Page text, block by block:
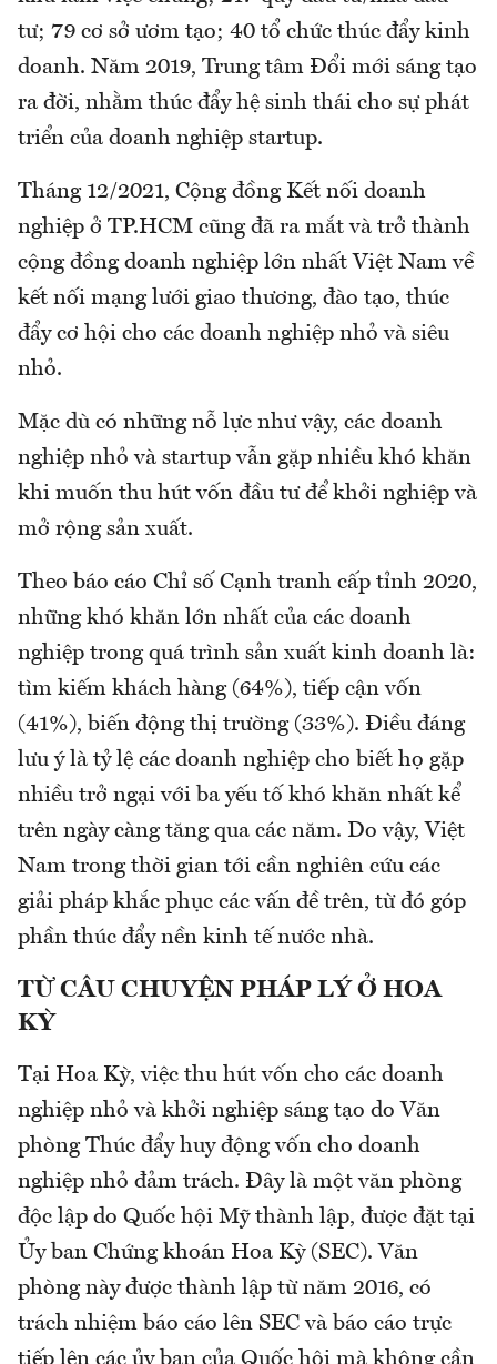
tư; 79 cơ sở ươm tạo; 40 tổ chức thúc đẩy kinh
doanh. Năm 2019, Trung tâm Đổi mới sáng tạo
ra đời, nhằm thúc đẩy hệ sinh thái cho sự phát
triển của doanh nghiệp startup.
Tháng 12/2021, Cộng đồng Kết nối doanh
nghiệp ở TP.HCM cũng đã ra mắt và trở thành
cộng đồng doanh nghiệp lớn nhất Việt Nam về
kết nối mạng lưới giao thương, đào tạo, thúc
đẩy cơ hội cho các doanh nghiệp nhỏ và siêu
nhỏ.
Mặc dù có những nỗ lực như vậy, các doanh
nghiệp nhỏ và startup vẫn gặp nhiều khó khăn
khi muốn thu hút vốn đầu tư để khởi nghiệp và
mở rộng sản xuất.
Theo báo cáo Chỉ số Cạnh tranh cấp tỉnh 2020,
những khó khăn lớn nhất của các doanh
nghiệp trong quá trình sản xuất kinh doanh là:
tìm kiếm khách hàng (64%), tiếp cận vốn
(41%), biến động thị trường (33%). Điều đáng
lưu ý là tỷ lệ các doanh nghiệp cho biết họ gặp
nhiều trở ngại với ba yếu tố khó khăn nhất kể
trên ngày càng tăng qua các năm. Do vậy, Việt
Nam trong thời gian tới cần nghiên cứu các
giải pháp khắc phục các vấn đề trên, từ đó góp
phần thúc đẩy nền kinh tế nước nhà.
TỪ CÂU CHUYỆN PHÁP LÝ Ở HOA
KỲ
Tại Hoa Kỳ, việc thu hút vốn cho các doanh
nghiệp nhỏ và khởi nghiệp sáng tạo do Văn
phòng Thúc đẩy huy động vốn cho doanh
nghiệp nhỏ đảm trách. Đây là một văn phòng
độc lập do Quốc hội Mỹ thành lập, được đặt tại
Ủy ban Chứng khoán Hoa Kỳ (SEC). Văn
phòng này được thành lập từ năm 2016, có
trách nhiệm báo cáo lên SEC và báo cáo trực